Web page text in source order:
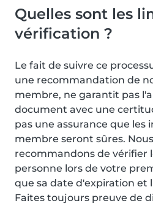
Quelles sont les
vérification ?
Le fait de suivre ce
une recommandation de
membre, ne garantit pas
document avec une
pas une assurance que les
membre seront sûres.
recommandons de vérifier
personne lors de votre
que sa date d'expiration et
Faites toujours preuve de